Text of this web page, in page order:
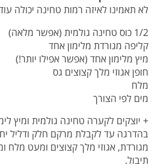
לא תאמינו לאיזה רמות טחינה יכולה
1/2 כוס טחינה גולמית (אפשר מלאה)
קליפה מגורדת מלימון אחד
מיץ מלימון אחד (אפשר אפילו יותר!)
חופן אגוזי מלך קצוצים גס
מלח
מים לפי הצורך
+ יוצקים לקערה טחינה גולמית ומיץ
בהדרגה עד לקבלת מרקם חלק ודליל
מגורדת, אגוזי מלך קצוצים ומעט מלח
תיבול.